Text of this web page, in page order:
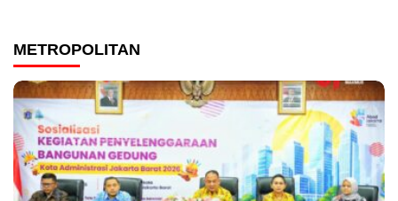
METROPOLITAN